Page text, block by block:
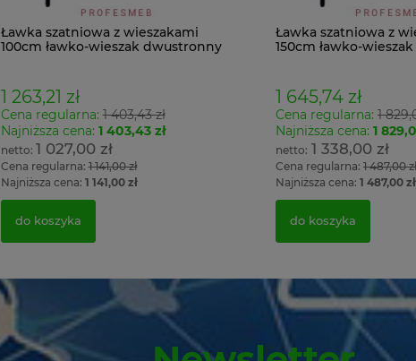
Ławka szatniowa z wieszakami
100cm ławko-wieszak dwustronny
1 263,21 zł
Cena regularna:1 403,43 zł
Najniższa cena: 1 403,43 zł
1 027,00 zł
Cena regularna:1 141,00 zł
Najniższa cena: 1 141,00 zł
do koszyka
Ławka szatniowa z
150cm ławko-
1 645,74 zł
Cena regularna: 1
Najniższa cena: 1
1 338,00 zł
Cena regularna: 1 487,00
Najniższa cena: 1 487,00 zł
do koszyka